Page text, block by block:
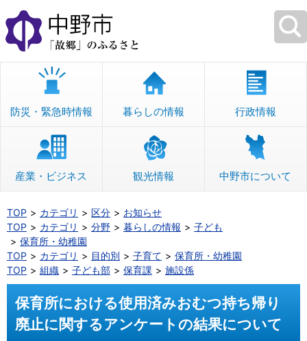
本
文
へ
移
防災・緊急時情報 暮らしの情報 行政情報
産業・ビジネス 観光情報 中野市について
TOP カテゴリ 区分
お知らせ
TOP
カテゴリ 分野 暮らしの情報
子ども
保育所・幼稚園
TOP
カテゴリ 目的別 子育て
保育所・幼稚園
TOP
組織 子ども部 保育課 施設係
保育所における使用済みおむつ持ち帰り
廃止に関するアンケートの結果について